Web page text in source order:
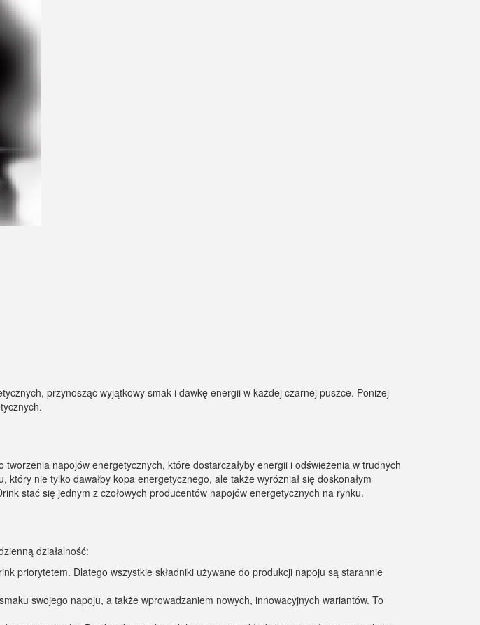
przynosząc wyjątkowy smak i dawkę energii w każdej czarnej puszce. Poniżej
napojów energetycznych, które dostarczałyby energii i odświeżenia w trudnych
nie tylko dawałby kopa energetycznego, ale także wyróżniał się doskonałym
stać się jednym z czołowych producentów napojów energetycznych na rynku.
działalność:
priorytetem. Dlatego wszystkie składniki używane do produkcji napoju są starannie
swojego napoju, a także wprowadzaniem nowych, innowacyjnych wariantów. To